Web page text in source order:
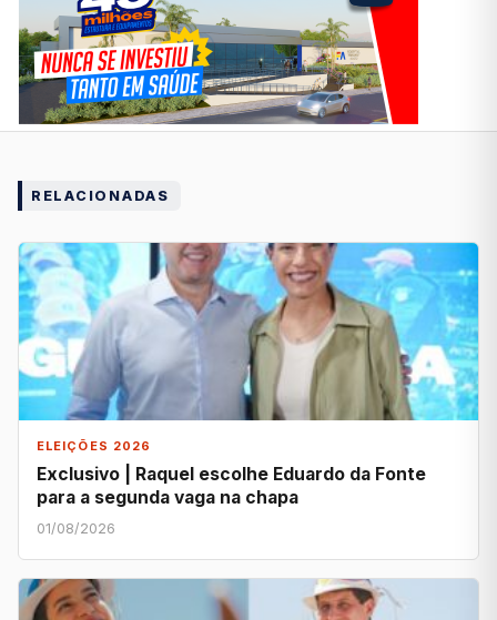
RELACIONADAS
ELEIÇÕES 2026
Exclusivo | Raquel escolhe Eduardo da Fonte
para a segunda vaga na chapa
01/08/2026